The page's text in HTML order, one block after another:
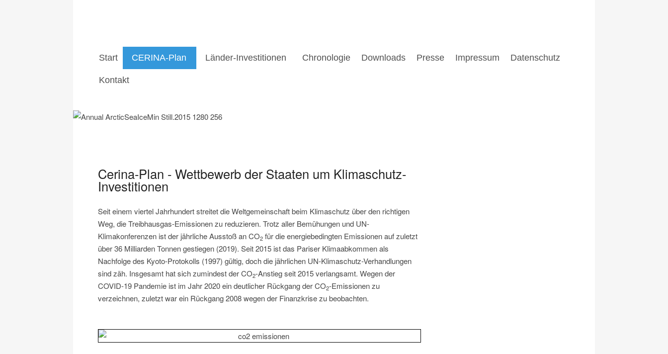
Start CERINA-Plan Länder-Investitionen Chronologie Downloads Presse Impressum Datenschutz
Kontakt
Cerina-Plan - Wettbewerb der Staaten um Klimaschutz-
Investitionen
Seit einem viertel Jahrhundert streitet die Weltgemeinschaft beim Klimaschutz über den richtigen
Weg, die Treibhausgas-Emissionen zu reduzieren. Trotz aller Bemühungen und UN-
Klimakonferenzen ist der jährliche Ausstoß an CO2 für die energiebedingten Emissionen auf zuletzt
über 36 Milliarden Tonnen gestiegen (2019). Seit 2015 ist das Pariser Klimaabkommen als
Nachfolge des Kyoto-Protokolls (1997) gültig, doch die jährlichen UN-Klimaschutz-Verhandlungen
sind zäh. Insgesamt hat sich zumindest der CO2-Anstieg seit 2015 verlangsamt. Wegen der
COVID-19 Pandemie ist im Jahr 2020 ein deutlicher Rückgang der CO2-Emissionen zu
verzeichnen, zuletzt war ein Rückgang 2008 wegen der Finanzkrise zu beobachten.